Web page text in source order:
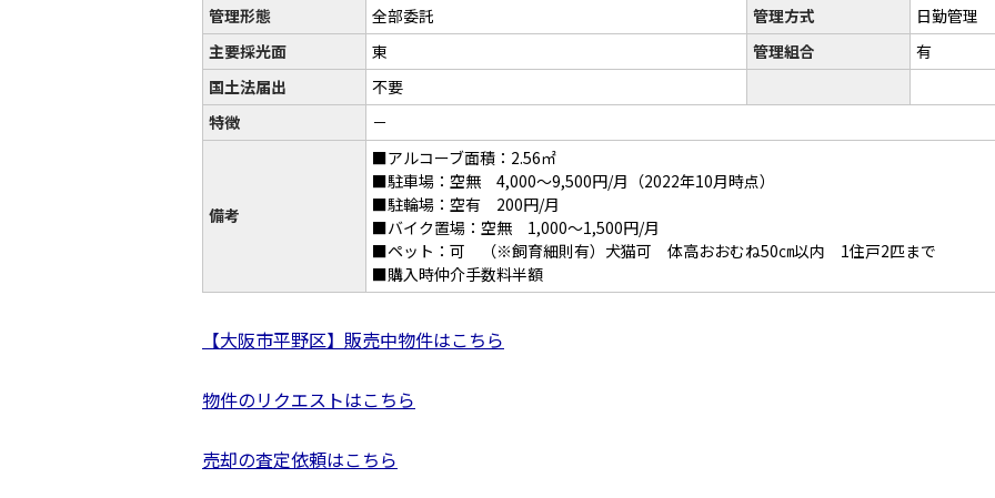
管理形態
全部委託 管理方式
日勤管理
主要採光面
東 管理組合
有
国土法届出
不要
特徴
－
備考
■アルコーブ面積：2.56㎡
■駐車場：空無 4,000～9,500円/月（2022年10月時点）
■駐輪場：空有 200円/月
■バイク置場：空無 1,000～1,500円/月
■ペット：可 （※飼育細則有）犬猫可 体高おおむね50㎝以内 1住戸2匹まで
■購入時仲介手数料半額
【大阪市平野区】販売中物件はこちら
物件のリクエストはこちら
売却の査定依頼はこちら